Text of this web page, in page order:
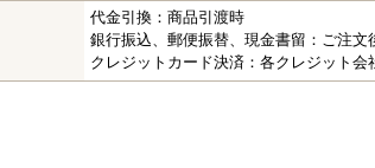
代金引換：商品引渡時
銀行振込、郵便振替、現金書留：ご注文
クレジットカード決済：各クレジット会